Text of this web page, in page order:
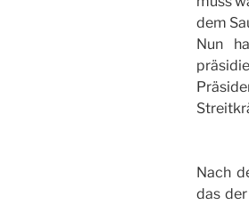
dem
Nun
Nach
das